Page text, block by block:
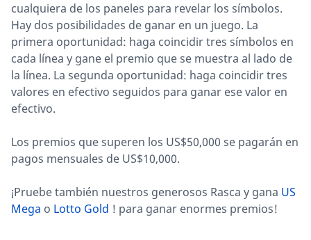
cualquiera de los paneles para revelar los símbolos.
Hay dos posibilidades de ganar en un juego. La
primera oportunidad: haga coincidir tres símbolos en
cada línea y gane el premio que se muestra al lado de
la línea. La segunda oportunidad: haga coincidir tres
valores en efectivo seguidos para ganar ese valor en
efectivo.
Los premios que superen los US$50,000 se pagarán en
pagos mensuales de US$10,000.
¡Pruebe también nuestros generosos Rasca y gana US
Mega o Lotto Gold ! para ganar enormes premios!